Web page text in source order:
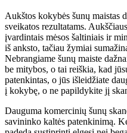
Aukštos kokybės šunų
sveikatos rezultatams.
įvardintais mėsos šaltiniais ir
iš anksto, tačiau žymiai
Nebrangiame šunų maiste
be mitybos, o tai reiškia, kad
patenkintas, o jūs išleidžiate
į kokybę, o ne papildykite jį
Dauguma komercinių šunų
savininko kaltės patenkinimą.